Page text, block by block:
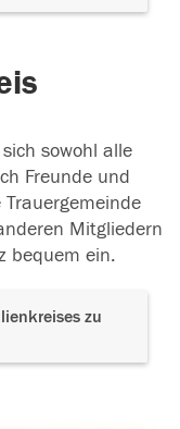
sowohl alle
Freunde und
Mitgliedern
bequem ein.
zu